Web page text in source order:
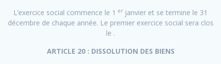
L’exercice social commence le 1 er janvier et se termine le 31
décembre de chaque année. Le premier exercice social sera clos
le .
ARTICLE 20 : DISSOLUTION DES BIENS